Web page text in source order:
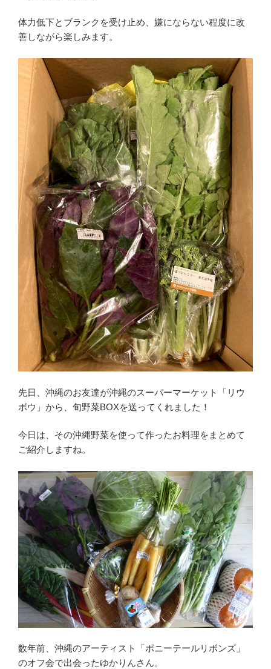
体力低下とブランクを受け止め、嫌にならない程度に改
善しながら楽しみます。
先日、沖縄のお友達が沖縄のスーパーマーケット「リウ
ボウ」から、旬野菜BOXを送ってくれました！
今日は、その沖縄野菜を使って作ったお料理をまとめて
ご紹介しますね。
数年前、沖縄のアーティスト「ポニーテールリボンズ」
のオフ会で出会ったゆかりんさん。